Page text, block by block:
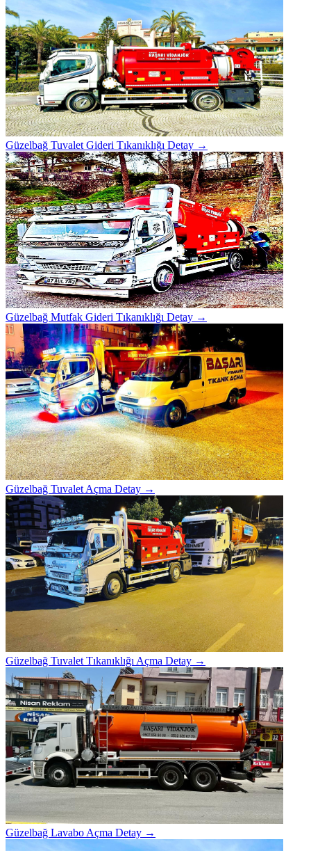
Güzelbağ Tuvalet Gideri Tıkanıklığı Detay →
Güzelbağ Mutfak Gideri Tıkanıklığı Detay →
Güzelbağ Tuvalet Açma Detay →
Güzelbağ Tuvalet Tıkanıklığı Açma Detay →
Güzelbağ Lavabo Açma Detay →